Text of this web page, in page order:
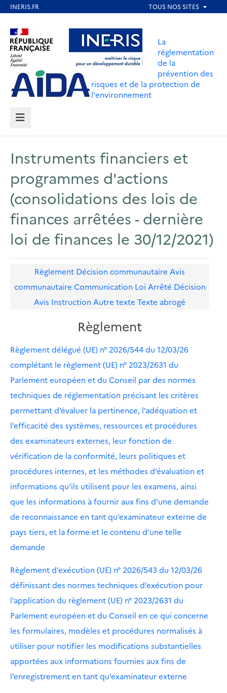
contenu
principal
Aller au contenu Aller au menu
Aller au pied de page
La
réglementation
de la
prévention des
risques et de la protection de
l'environnement
MENU
Instruments financiers et
programmes d'actions
(consolidations des lois de
finances arrêtées - dernière
loi de finances le 30/12/2021)
Règlement Décision communautaire Avis
communautaire Communication Loi Arrêté Décision
Avis Instruction Autre texte Texte abrogé
Règlement
Règlement délégué (UE) n° 2026/544 du 12/03/26
complétant le règlement (UE) n° 2023/2631 du
Parlement européen et du Conseil par des normes
techniques de réglementation précisant les critères
permettant d’évaluer la pertinence, l’adéquation et
l’efficacité des systèmes, ressources et procédures
des examinateurs externes, leur fonction de
vérification de la conformité, leurs politiques et
procédures internes, et les méthodes d’évaluation et
informations qu’ils utilisent pour les examens, ainsi
que les informations à fournir aux fins d’une demande
de reconnaissance en tant qu’examinateur externe de
pays tiers, et la forme et le contenu d’une telle
demande
Règlement d’exécution (UE) n° 2026/543 du 12/03/26
définissant des normes techniques d’exécution pour
l’application du règlement (UE) n° 2023/2631 du
Parlement européen et du Conseil en ce qui concerne
les formulaires, modèles et procédures normalisés à
utiliser pour notifier les modifications substantielles
apportées aux informations fournies aux fins de
l’enregistrement en tant qu’examinateur externe